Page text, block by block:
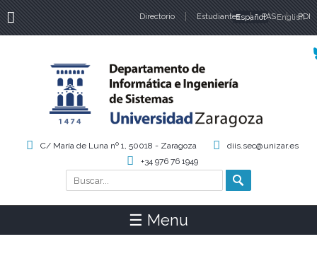
Directorio Estudiantes PAS PDI
Idiomas
Español English
Formulario de búsqueda
Buscar
C/ María de Luna nº 1, 50018 - Zaragoza
diis.sec@unizar.es
+34 976 76 1949
☰ Menu